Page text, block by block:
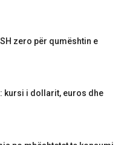
zero për qumështin e
kursi i dollarit, euros dhe